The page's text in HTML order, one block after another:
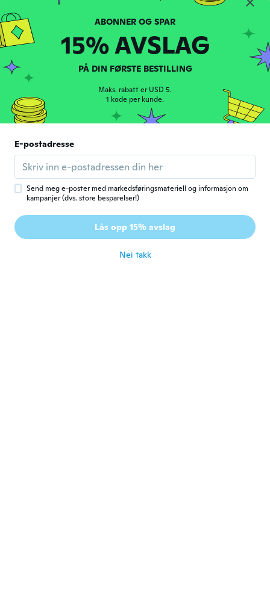
M
omtaler
ca. 5 år siden
Ble med i 2019 · 389
omtaler
J Jeff
Ble med i 2017 · 46 omtaler · 1 opplastinger
ca. 5 år siden
Paola
Ble med i 2014 · 28 omtaler
ca. 5 år siden
15% AVSLAG
PÅ DIN FØRSTE BESTILLING
Maks. rabatt er USD 5.
1 kode per kunde.
E-postadresse
Send meg e-poster med markedsføringsmateriell og informasjon om
kampanjer (dvs. store besparelser!)
Lås opp 15% avslag
Nei takk